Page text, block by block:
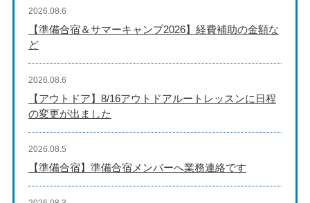
【準備合宿＆サマーキャンプ2026】経費補助の金額な
ど
2026.08.6
【アウトドア】8/16アウトドアルートレッスンに日程
の変更が出ました
2026.08.6
【準備合宿】準備合宿メンバーへ業務連絡です
2026.08.5